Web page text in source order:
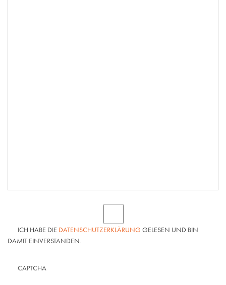
ICH HABE DIE DATENSCHUTZERKLÄRUNG GELESEN UND BIN
DAMIT EINVERSTANDEN.
CAPTCHA